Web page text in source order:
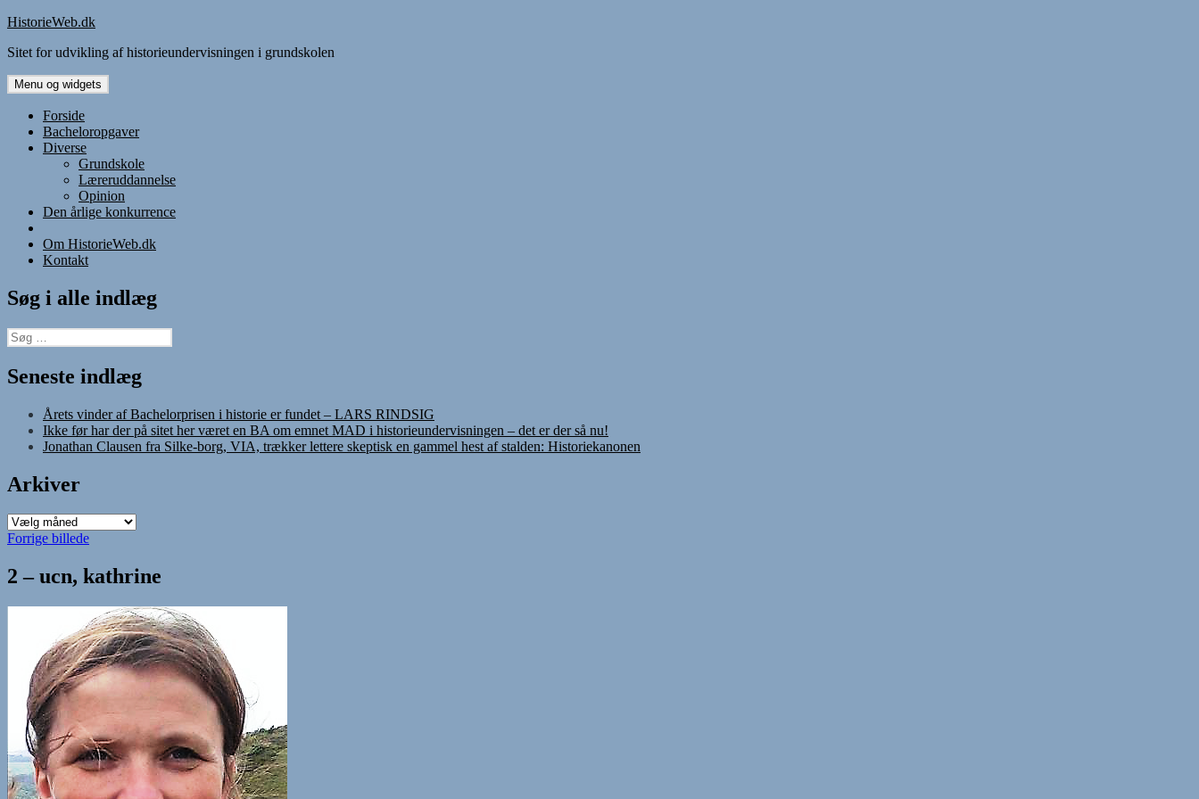
Hop
indhold
HistorieWeb.dk
Sitet for udvikling af historieundervisningen i grundskolen
Menu og widgets
Forside
Bacheloropgaver
Diverse
Grundskole
Læreruddannelse
Opinion
Den årlige konkurrence
Om HistorieWeb.dk
Kontakt
Søg i alle indlæg
Søg
efter:
Seneste indlæg
Årets vinder af Bachelorprisen i historie er fundet – LARS RINDSIG
Ikke før har der på sitet her været en BA om emnet MAD i historieundervisningen – det er der så nu!
Jonathan Clausen fra Silke-borg, VIA, trækker lettere skeptisk en gammel hest af stalden: Historiekanonen
Arkiver
Arkiver
Forrige billede
2 – ucn, kathrine